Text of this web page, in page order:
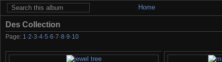
Home
Des Collection
Page: 1 ·2·3·4·5·6·7·8·9·10